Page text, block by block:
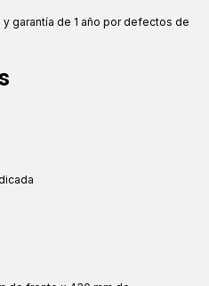
garantía de 1 año por defectos de